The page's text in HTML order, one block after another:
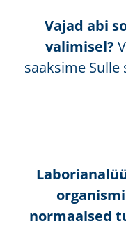
Vajad abi
valimisel?
saaksime
normaalsed